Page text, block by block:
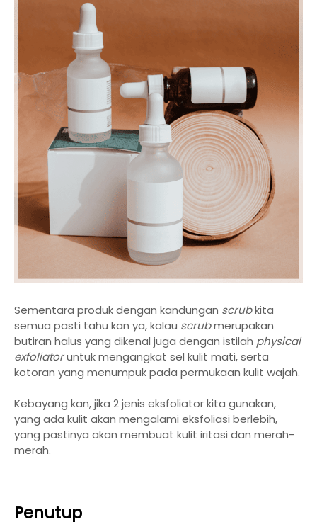
Sementara produk dengan kandungan scrubkita
semua pasti tahu kan ya, kalau scrubmerupakan
butiran halus yang dikenal juga dengan istilah physical
exfoliatoruntuk mengangkat sel kulit mati, serta
kotoran yang menumpuk pada permukaan kulit wajah.
Kebayang kan, jika 2 jenis eksfoliator kita gunakan,
yang ada kulit akan mengalami eksfoliasi berlebih,
yang pastinya akan membuat kulit iritasi dan merah-
merah.
Penutup